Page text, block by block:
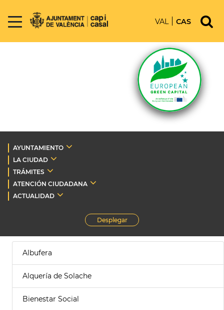
VAL CAS
AYUNTAMIENTO
LA CIUDAD
TRÁMITES
ATENCIÓN CIUDADANA
ACTUALIDAD
Desplegar
Albufera
Alquería de Solache
Bienestar Social